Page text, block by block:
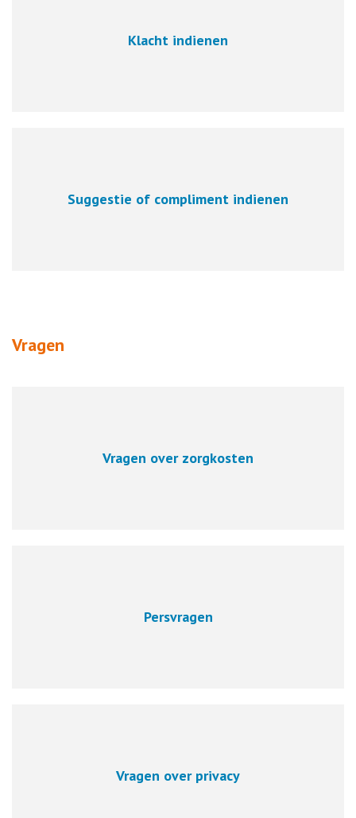
Klacht indienen
Suggestie of compliment indienen
Vragen
Vragen over zorgkosten
Persvragen
Vragen over privacy